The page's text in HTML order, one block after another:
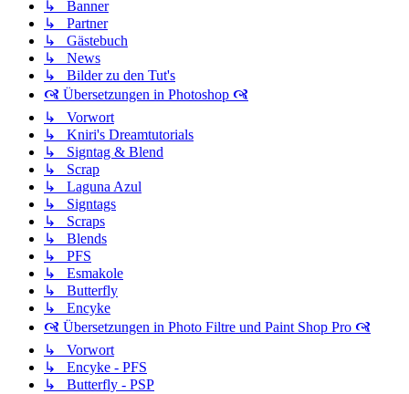
↳ Banner
↳ Partner
↳ Gästebuch
↳ News
↳ Bilder zu den Tut's
🙧 Übersetzungen in Photoshop 🙧
↳ Vorwort
↳ Kniri's Dreamtutorials
↳ Signtag & Blend
↳ Scrap
↳ Laguna Azul
↳ Signtags
↳ Scraps
↳ Blends
↳ PFS
↳ Esmakole
↳ Butterfly
↳ Encyke
🙧 Übersetzungen in Photo Filtre und Paint Shop Pro 🙧
↳ Vorwort
↳ Encyke - PFS
↳ Butterfly - PSP